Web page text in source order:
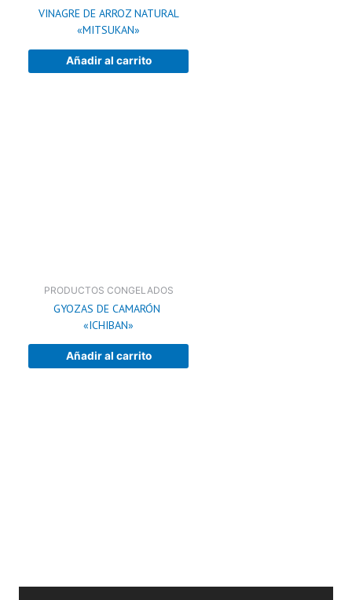
VINAGRE DE ARROZ NATURAL
«MITSUKAN»
Añadir al carrito
PRODUCTOS CONGELADOS
GYOZAS DE CAMARÓN
«ICHIBAN»
Añadir al carrito